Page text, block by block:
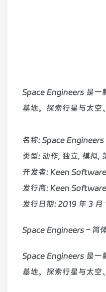
Space Engineers 是一
基地。探索行星与太空
名称: Space Engineers
类型: 动作, 独立, 模拟,
开发者: Keen
发行商: Keen
发行日期: 2019 年 3 月
Space Engineers – 简
Space Engineers 是一
基地。探索行星与太空